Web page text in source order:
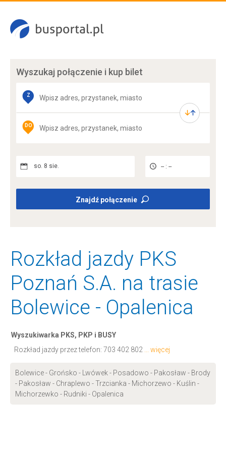
Wyszukaj połączenie i kup bilet
Z
DO
so. 8 sie. -- : --
Znajdź połączenie
Rozkład jazdy PKS
Poznań S.A. na trasie
Bolewice - Opalenica
Wyszukiwarka PKS, PKP i BUSY
Rozkład jazdy przez telefon: 703 402 802 ... więcej
Bolewice - Grońsko - Lwówek - Posadowo - Pakosław - Brody
- Pakosław - Chraplewo - Trzcianka - Michorzewo - Kuślin -
Michorzewko - Rudniki - Opalenica